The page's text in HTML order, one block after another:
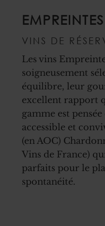
EMPREINTES
VINS DE
Les vins
soigneusement
équilibre, leur
excellent rapport
gamme est
accessible et
(en AOC)
Vins de France)
parfaits pour le
spontanéité.